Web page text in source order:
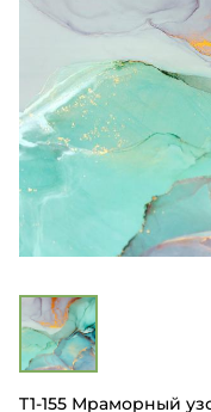
T1-155 Мраморный